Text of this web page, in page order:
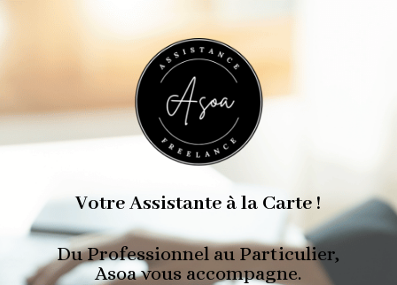
Votre Assistante à la Carte !
Du Professionnel au Particulier,
Asoa vous accompagne.